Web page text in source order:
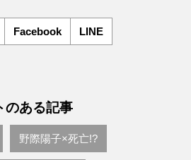
Facebook LINE
のある記事
野際陽子×死亡!?